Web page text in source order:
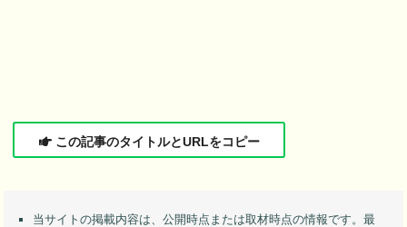
この記事のタイトルとURLをコピー
当サイトの掲載内容は、公開時点または取材時点の情報です。最